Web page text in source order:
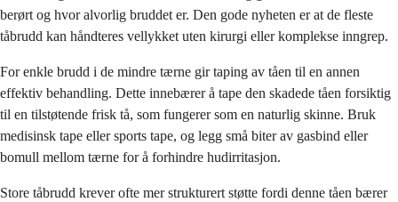
berørt og hvor alvorlig bruddet er. Den gode nyheten er at de fleste
tåbrudd kan håndteres vellykket uten kirurgi eller komplekse inngrep.
For enkle brudd i de mindre tærne gir taping av tåen til en annen
effektiv behandling. Dette innebærer å tape den skadede tåen forsiktig
til en tilstøtende frisk tå, som fungerer som en naturlig skinne. Bruk
medisinsk tape eller sports tape, og legg små biter av gasbind eller
bomull mellom tærne for å forhindre hudirritasjon.
Store tåbrudd krever ofte mer strukturert støtte fordi denne tåen bærer